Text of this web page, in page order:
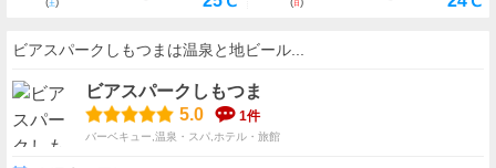
土 日
ビアスパークしもつまは温泉と地ビール...
ビアスパークしもつま
5.0
1件
バーベキュー,温泉・スパ,ホテル・旅館